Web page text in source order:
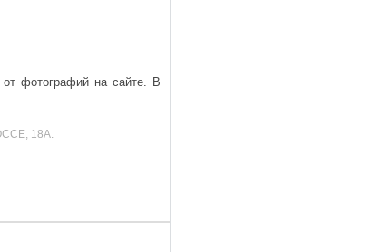
от фотографий на сайте. В
18А.